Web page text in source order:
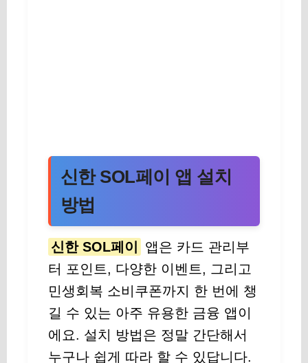
신한 SOL페이 앱 설치
방법
신한 SOL페이
앱은 카드 관리부
터 포인트, 다양한 이벤트, 그리고
민생회복 소비쿠폰까지 한 번에 챙
길 수 있는 아주 유용한 금융 앱이
에요. 설치 방법은 정말 간단해서
누구나 쉽게 따라 할 수 있답니다.